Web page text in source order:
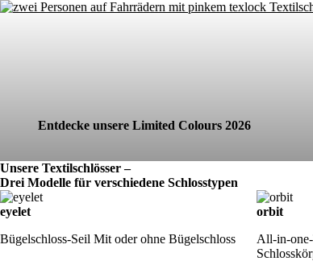
Entdecke unsere Limited Colours 2026
Unsere Textilschlösser –
Drei Modelle für verschiedene Schlosstypen
eyelet
Bügelschloss-Seil Mit oder ohne Bügelschloss
orbit
All-in-